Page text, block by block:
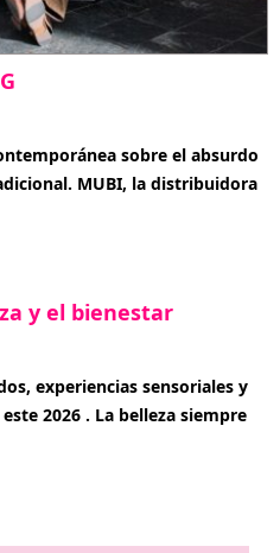
sobre el absurdo
MUBI, la distribuidora
y el bienestar
experiencias sensoriales y
2026 . La belleza siempre